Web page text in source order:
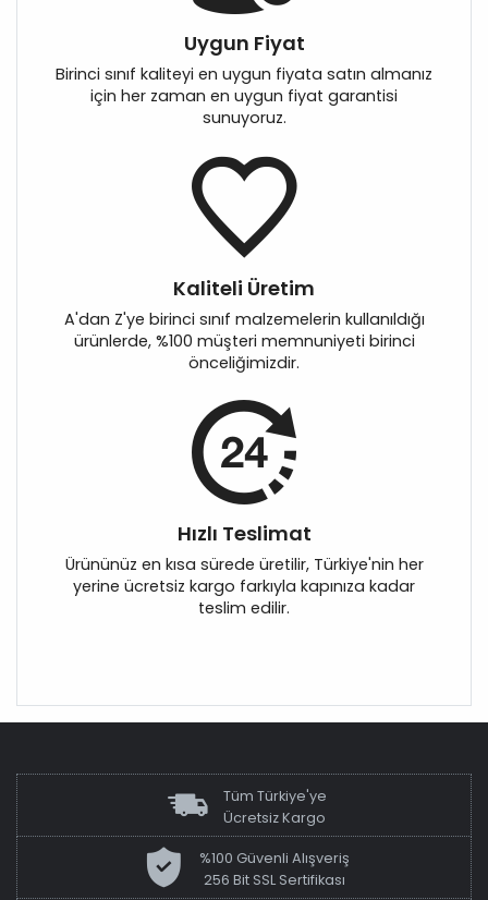
Uygun Fiyat
Birinci sınıf kaliteyi en uygun fiyata satın almanız
için her zaman en uygun fiyat garantisi
sunuyoruz.
Kaliteli Üretim
A'dan Z'ye birinci sınıf malzemelerin kullanıldığı
ürünlerde, %100 müşteri memnuniyeti birinci
önceliğimizdir.
Hızlı Teslimat
Ürününüz en kısa sürede üretilir, Türkiye'nin her
yerine ücretsiz kargo farkıyla kapınıza kadar
teslim edilir.
Tüm Türkiye'ye
Ücretsiz Kargo
%100 Güvenli Alışveriş
256 Bit SSL Sertifikası